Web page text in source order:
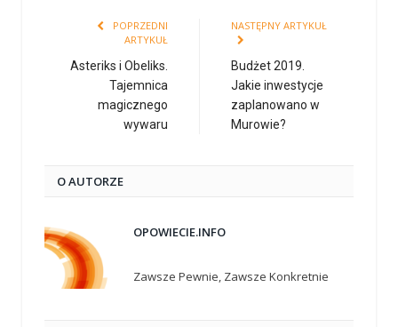
POPRZEDNI
ARTYKUŁ
Asteriks i Obeliks.
Tajemnica
magicznego
wywaru
NASTĘPNY ARTYKUŁ
Budżet 2019.
Jakie inwestycje
zaplanowano w
Murowie?
O AUTORZE
OPOWIECIE.INFO
Zawsze Pewnie, Zawsze Konkretnie